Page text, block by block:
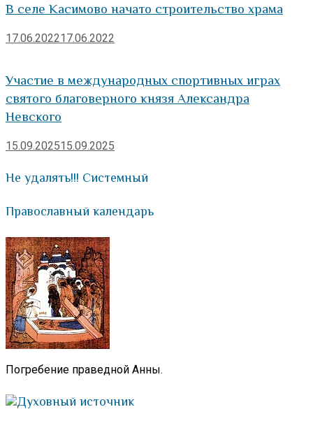
В селе Касимово начато строительство храма
17.06.202217.06.2022
Участие в международных спортивных играх
святого благоверного князя Александра
Невского
15.09.202515.09.2025
Не удалять!!! Системный
Православный календарь
Погребение праведной Анны.
Духовный источник